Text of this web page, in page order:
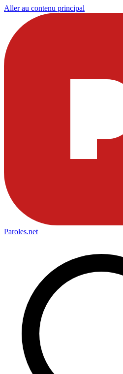
Aller au contenu principal
Paroles.net